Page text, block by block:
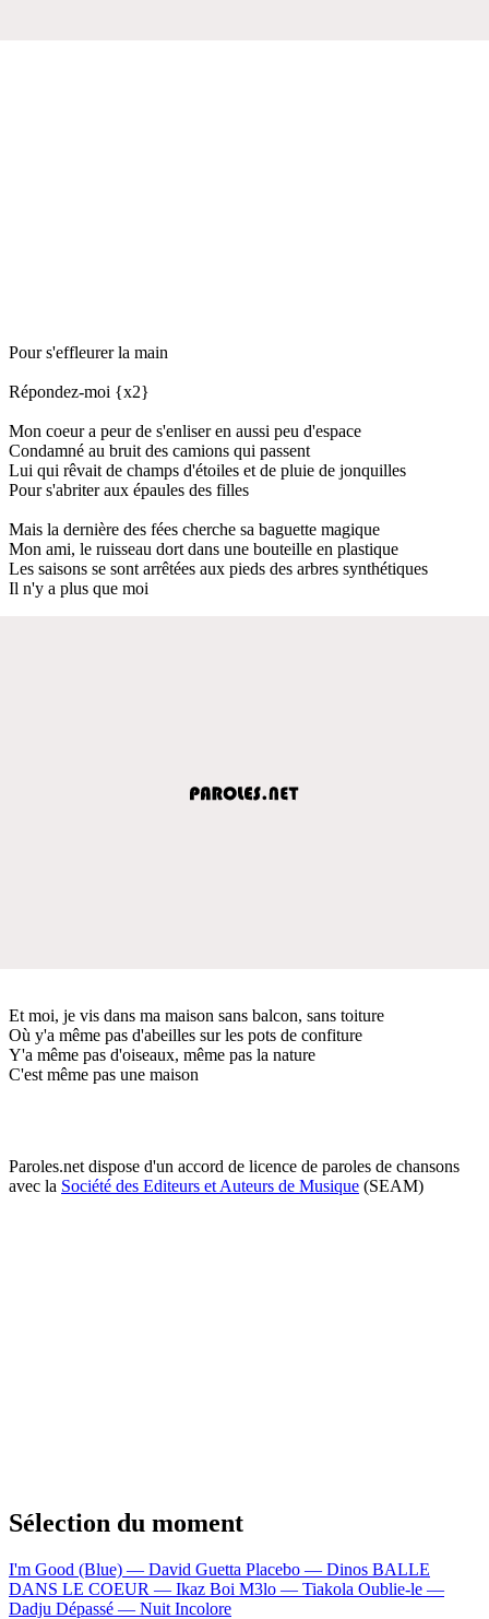
Pour s'effleurer la main
Répondez-moi {x2}
Mon coeur a peur de s'enliser en aussi peu d'espace
Condamné au bruit des camions qui passent
Lui qui rêvait de champs d'étoiles et de pluie de jonquilles
Pour s'abriter aux épaules des filles
Mais la dernière des fées cherche sa baguette magique
Mon ami, le ruisseau dort dans une bouteille en plastique
Les saisons se sont arrêtées aux pieds des arbres synthétiques
Il n'y a plus que moi
Et moi, je vis dans ma maison sans balcon, sans toiture
Où y'a même pas d'abeilles sur les pots de confiture
Y'a même pas d'oiseaux, même pas la nature
C'est même pas une maison
Paroles.net dispose d'un accord de licence de paroles de chansons
avec la Société des Editeurs et Auteurs de Musique (SEAM)
Sélection du moment
I'm Good (Blue) — David Guetta Placebo — Dinos BALLE
DANS LE COEUR — Ikaz Boi M3lo — Tiakola Oublie-le —
Dadju Dépassé — Nuit Incolore